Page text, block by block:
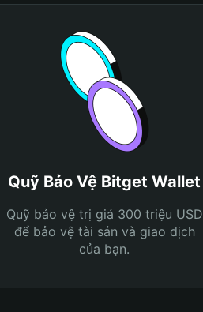
Quỹ Bảo Vệ Bitget Wallet
Quỹ bảo vệ trị giá 300 triệu USD
để bảo vệ tài sản và giao dịch
của bạn.